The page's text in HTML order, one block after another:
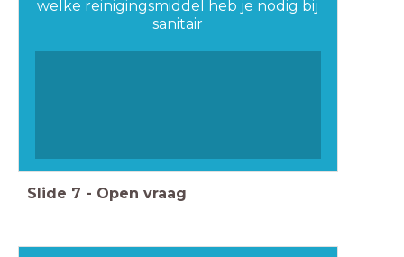
welke reinigingsmiddel heb je nodig bij
sanitair
Slide 7 - Open vraag